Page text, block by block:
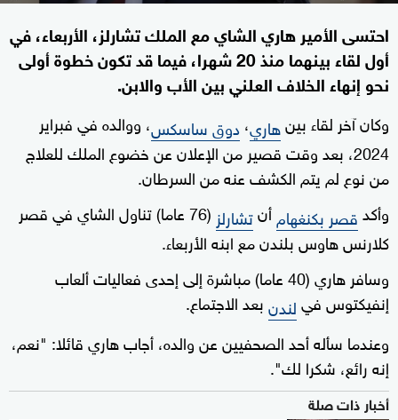
احتسى الأمير هاري الشاي مع الملك تشارلز، الأربعاء، في
أول لقاء بينهما منذ 20 شهرا، فيما قد تكون خطوة أولى
نحو إنهاء الخلاف العلني بين الأب والابن.
وكان آخر لقاء بينهاري،دوق ساسكس، ووالده في فبراير
2024، بعد وقت قصير من الإعلان عن خضوع الملك للعلاج
من نوع لم يتم الكشف عنه من السرطان.
وأكدقصر بكنغهامأنتشارلز
(76 عاما) تناول الشاي في قصر
كلارنس هاوس بلندن مع ابنه الأربعاء.
وسافر هاري (40 عاما) مباشرة إلى إحدى فعاليات ألعاب
إنفيكتوس فيلندنبعد الاجتماع.
وعندما سأله أحد الصحفيين عن والده، أجاب هاري قائلا: "نعم،
إنه رائع، شكرا لك".
أخبار ذات صلة